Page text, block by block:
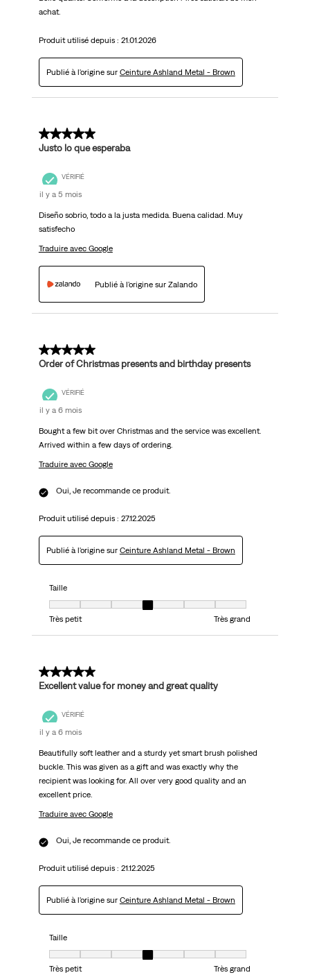
achat.
Produit utilisé depuis : 21.01.2026
Publié à l'origine sur Ceinture Ashland Metal - Brown
5 sur 5 étoiles.
Justo lo que esperaba
VÉRIFIÉ
il y a 5 mois
Diseño sobrio, todo a la justa medida. Buena calidad. Muy
satisfecho
Traduire avec Google
Publié à l'origine sur Zalando
5 sur 5 étoiles.
Order of Christmas presents and birthday presents
VÉRIFIÉ
il y a 6 mois
Bought a few bit over Christmas and the service was excellent.
Arrived within a few days of ordering.
Traduire avec Google
Oui, Je recommande ce produit.
Produit utilisé depuis : 27.12.2025
Publié à l'origine sur Ceinture Ashland Metal - Brown
Taille
Taille, 4 sur 7, où 1 est égal à Très petit et 7 est égal à Très grand
Très petit
Très grand
5 sur 5 étoiles.
Excellent value for money and great quality
VÉRIFIÉ
il y a 6 mois
Beautifully soft leather and a sturdy yet smart brush polished
buckle. This was given as a gift and was exactly why the
recipient was looking for. All over very good quality and an
excellent price.
Traduire avec Google
Oui, Je recommande ce produit.
Produit utilisé depuis : 21.12.2025
Publié à l'origine sur Ceinture Ashland Metal - Brown
Taille
Taille, 4 sur 7, où 1 est égal à Très petit et 7 est égal à Très grand
Très petit
Très grand